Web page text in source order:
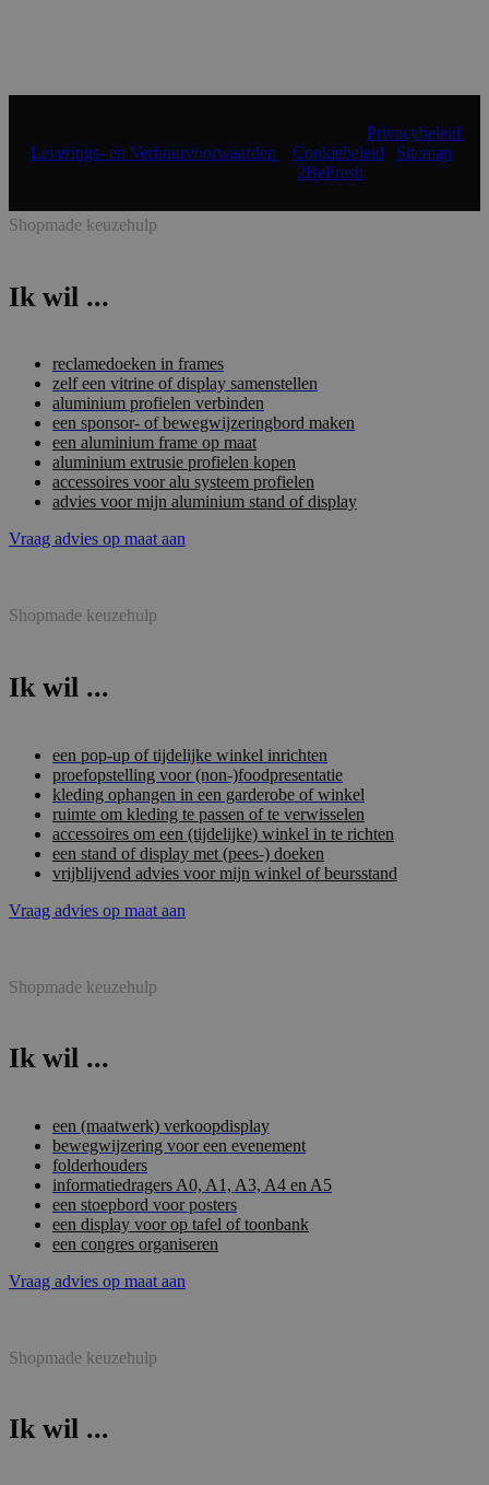
Privacybeleid
Leverings- en Verhuurvoorwaarden
Cookiebeleid Sitemap|
2BeFresh
Shopmade keuzehulp
Ik wil ...
reclamedoeken in frames
zelf een vitrine of display samenstellen
aluminium profielen verbinden
een sponsor- of bewegwijzeringbord maken
een aluminium frame op maat
aluminium extrusie profielen kopen
accessoires voor alu systeem profielen
advies voor mijn aluminium stand of display
Vraag advies op maat aan
Shopmade keuzehulp
Ik wil ...
een pop-up of tijdelijke winkel inrichten
proefopstelling voor (non-)foodpresentatie
kleding ophangen in een garderobe of winkel
ruimte om kleding te passen of te verwisselen
accessoires om een (tijdelijke) winkel in te richten
een stand of display met (pees-) doeken
vrijblijvend advies voor mijn winkel of beursstand
Vraag advies op maat aan
Shopmade keuzehulp
Ik wil ...
een (maatwerk) verkoopdisplay
bewegwijzering voor een evenement
folderhouders
informatiedragers A0, A1, A3, A4 en A5
een stoepbord voor posters
een display voor op tafel of toonbank
een congres organiseren
Vraag advies op maat aan
Shopmade keuzehulp
Ik wil ...